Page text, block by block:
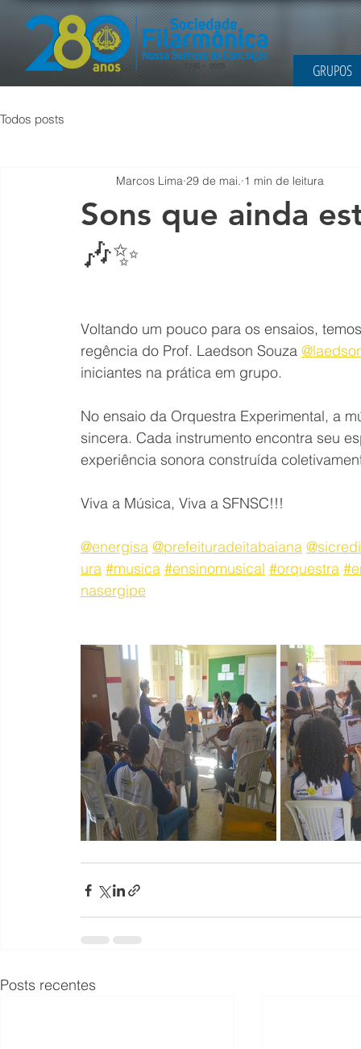
GRUPOS
Todos posts
Sons que ainda
🎶✨
Marcos Lima 29 de mai. 1 min de leitura
Voltando um pouco para os ensaios,
regência do Prof. Laedson Souza
iniciantes na prática em grupo.
No ensaio da Orquestra Experimental, a
sincera. Cada instrumento encontra seu
experiência sonora construída
Viva a Música, Viva a SFNSC!!!
@energisa @prefeituradeitabaiana
ura #musica #ensinomusical #orquestra
nasergipe
Posts recentes